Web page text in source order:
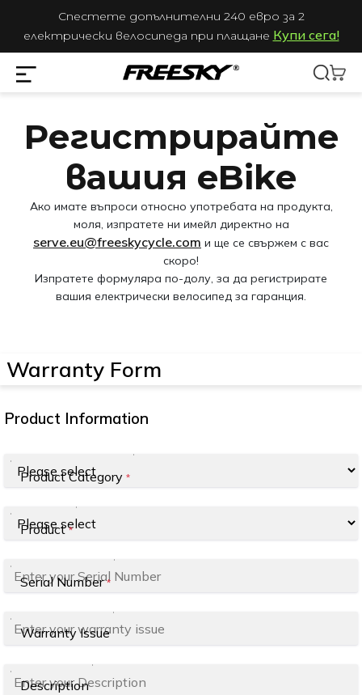
Спестете допълнителни 240 евро за 2
електрически велосипеда при плащане Купи сега!
Регистрирайте
вашия eBike
Ако имате въпроси относно употребата на продукта,
моля, изпратете ни имейл директно на
serve.eu@freeskycycle.com и ще се свържем с вас
скоро!
Изпратете формуляра по-долу, за да регистрирате
вашия електрически велосипед за гаранция.
Warranty Form
Product Information
Product Category *
Product *
Serial Number *
Warranty Issue
Description